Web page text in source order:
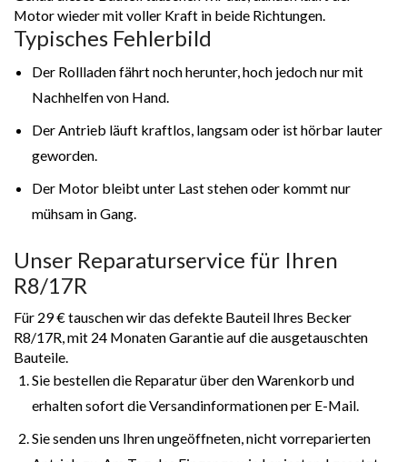
Motor wieder mit voller Kraft in beide Richtungen.
Typisches Fehlerbild
Der Rollladen fährt noch herunter, hoch jedoch nur mit
Nachhelfen von Hand.
Der Antrieb läuft kraftlos, langsam oder ist hörbar lauter
geworden.
Der Motor bleibt unter Last stehen oder kommt nur
mühsam in Gang.
Unser Reparaturservice für Ihren
R8/17R
Für 29 € tauschen wir das defekte Bauteil Ihres Becker
R8/17R, mit 24 Monaten Garantie auf die ausgetauschten
Bauteile.
Sie bestellen die Reparatur über den Warenkorb und
erhalten sofort die Versandinformationen per E-Mail.
Sie senden uns Ihren ungeöffneten, nicht vorreparierten